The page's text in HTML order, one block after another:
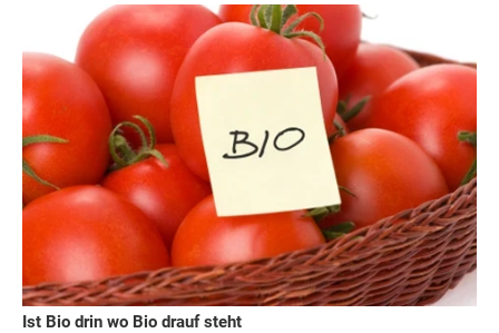
Ist Bio drin wo Bio drauf steht